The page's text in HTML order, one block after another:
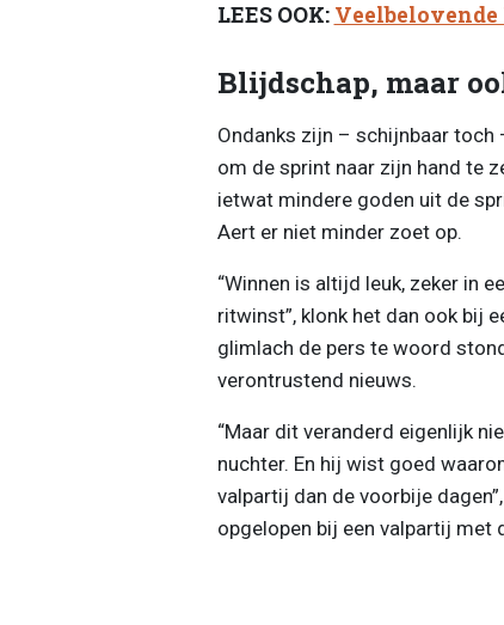
LEES OOK:
Blijdschap, maar
Ondanks zijn – schijnbaar
om de sprint naar zijn hand te
ietwat mindere goden uit de
Aert er niet minder zoet op.
“Winnen is altijd leuk, zeker in
ritwinst”, klonk het dan ook bij
glimlach de pers te woord
verontrustend nieuws.
“Maar dit veranderd eigenlijk
nuchter. En hij wist goed
valpartij dan de voorbije
opgelopen bij een valpartij met